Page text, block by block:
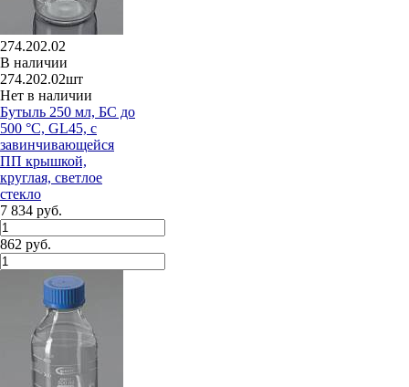
274.202.02
В наличии
274.202.02шт
Нет в наличии
Бутыль 250 мл, БС до
500 °С, GL45, с
завинчивающейся
ПП крышкой,
круглая, светлое
стекло
7 834 руб.
862 руб.